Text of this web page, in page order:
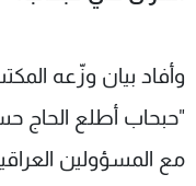
وأفاد بيان وزّعه
"حبحاب أطلع الحاج
مع المسؤولين